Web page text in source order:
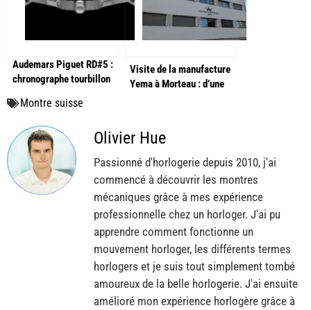
Audemars Piguet RD#5 :
chronographe tourbillon
Visite de la manufacture
Yema à Morteau : d’une
Montre suisse
Olivier Hue
Passionné d'horlogerie depuis 2010, j'ai
commencé à découvrir les montres
mécaniques grâce à mes expérience
professionnelle chez un horloger. J'ai pu
apprendre comment fonctionne un
mouvement horloger, les différents termes
horlogers et je suis tout simplement tombé
amoureux de la belle horlogerie. J'ai ensuite
amélioré mon expérience horlogère grâce à